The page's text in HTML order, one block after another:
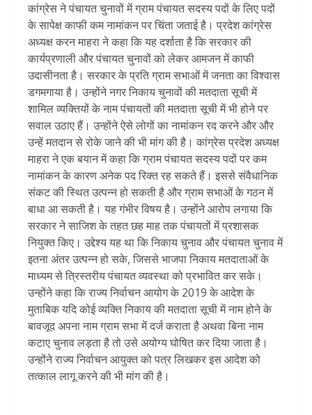
कांग्रेस ने पंचायत चुनावों में ग्राम पंचायत सदस्य पदों के लिए पदों
के सापेक्ष काफी कम नामांकन पर चिंता जताई है। प्रदेश कांग्रेस
अध्यक्ष करन माहरा ने कहा कि यह दर्शाता है कि सरकार की
कार्यप्रणाली और पंचायत चुनावों को लेकर आमजन में काफी
उदासीनता है। सरकार के प्रति ग्राम सभाओं में जनता का विश्वास
डगमगाया है। उन्होंने नगर निकाय चुनावों की मतदाता सूची में
शामिल व्यक्तियों के नाम पंचायतों की मतदाता सूची में भी होने पर
सवाल उठाए हैं। उन्होंने ऐसे लोगों का नामांकन रद करने और और
उन्हें मतदान से रोके जाने की भी मांग की है। कांग्रेस प्रदेश अध्यक्ष
माहरा ने एक बयान में कहा कि ग्राम पंचायत सदस्य पदों पर कम
नामांकन के कारण अनेक पद रिक्त रह सकते हैं। इससे संवैधानिक
संकट की स्थित उत्पन्न हो सकती है और ग्राम सभाओं के गठन में
बाधा आ सकती है। यह गंभीर विषय है। उन्होंने आरोप लगाया कि
सरकार ने साजिश के तहत छह माह तक पंचायतों में प्रशासक
नियुक्त किए। उद्देश्य यह था कि निकाय चुनाव और पंचायत चुनाव में
इतना अंतर उत्पन्न हो सके, जिससे भाजपा निकाय मतदाताओं के
माध्यम से त्रिस्तरीय पंचायत व्यवस्था को प्रभावित कर सके।
उन्होंने कहा कि राज्य निर्वाचन आयोग के 2019 के आदेश के
मुताबिक यदि कोई व्यक्ति निकाय की मतदाता सूची में नाम होने के
बावजूद अपना नाम ग्राम सभा में दर्ज कराता है अथवा बिना नाम
कटाए चुनाव लड़ता है तो उसे अयोग्य घोषित कर दिया जाता है।
उन्होंने राज्य निर्वाचन आयुक्त को पत्र लिखकर इस आदेश को
तत्काल लागू करने की भी मांग की है।